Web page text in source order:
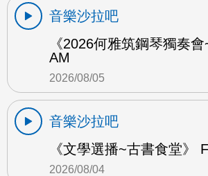
音樂沙拉吧
《2026何雅筑鋼琴獨奏
AM
2026/08/05
音樂沙拉吧
《文學選播~古書食堂》
2026/08/04